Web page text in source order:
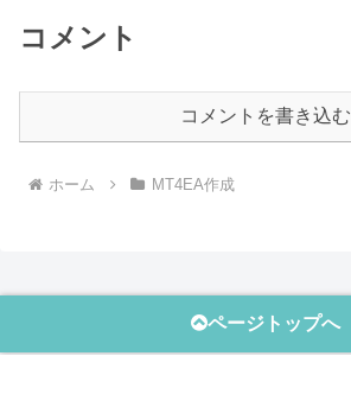
コメント
コメントを書き込む
ホーム MT4EA作成
ページトップへ